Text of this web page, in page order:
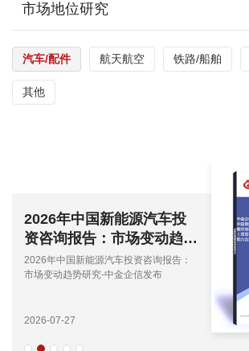
市场地位研究
汽车/配件 航天航空 铁路/船舶
其他
2026年中国新能源汽车投
资咨询报告：市场变动趋势
研究-中金企信发布
2026年中国新能源汽车投资咨询报告：
市场变动趋势研究-中金企信发布
2026-07-27